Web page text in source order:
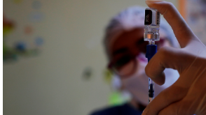
Antena 3 Noticias
26 de mayo de 2021, 10:28
26 de mayo de 2021, 08:05